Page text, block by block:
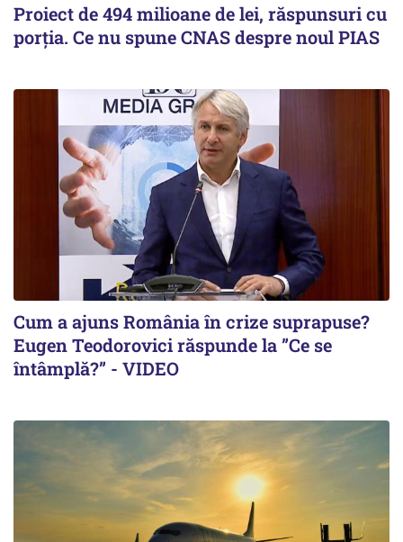
Proiect de 494 milioane de lei, răspunsuri cu
porția. Ce nu spune CNAS despre noul PIAS
Cum a ajuns România în crize suprapuse?
Eugen Teodorovici răspunde la ”Ce se
întâmplă?” - VIDEO